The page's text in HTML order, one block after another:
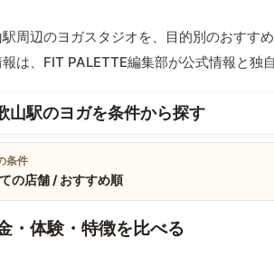
周辺のヨガスタジオを、目的別のおすす
は、FIT PALETTE編集部が公式情報と独
山駅のヨガを条件から探す
条件
の店舗 / おすすめ順
・体験・特徴を比べる